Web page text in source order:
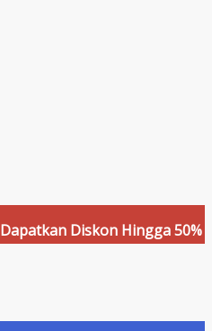
Diskon Hingga 50% Dan